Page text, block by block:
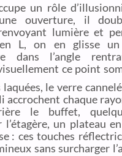
un rôle
ouverture, il
lumière et
L, on en glisse un
dans l’angle
ce point
le verre
accrochent chaque
le buffet,
l’étagère, un plateau
: ces touches
sans surcharger